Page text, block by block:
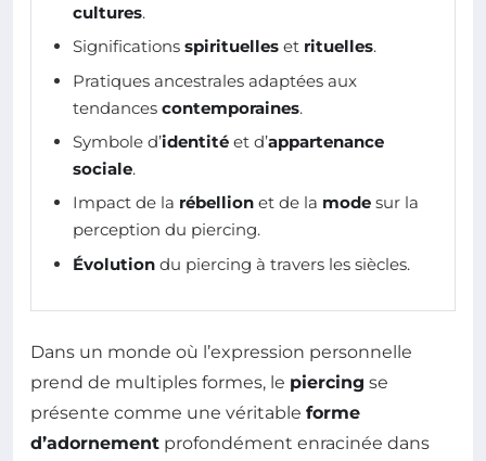
cultures.
Significations spirituelles et rituelles.
Pratiques ancestrales adaptées aux
tendances contemporaines.
Symbole d’identité et d’appartenance
sociale.
Impact de la rébellion et de la mode sur la
perception du piercing.
Évolution du piercing à travers les siècles.
Dans un monde où l’expression personnelle
prend de multiples formes, le piercing se
présente comme une véritable forme
d’adornement profondément enracinée dans